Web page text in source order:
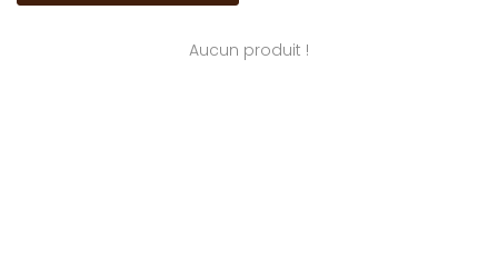
Aucun produit !